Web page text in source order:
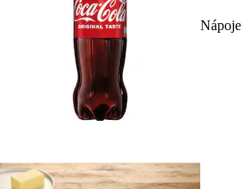
Nápoje